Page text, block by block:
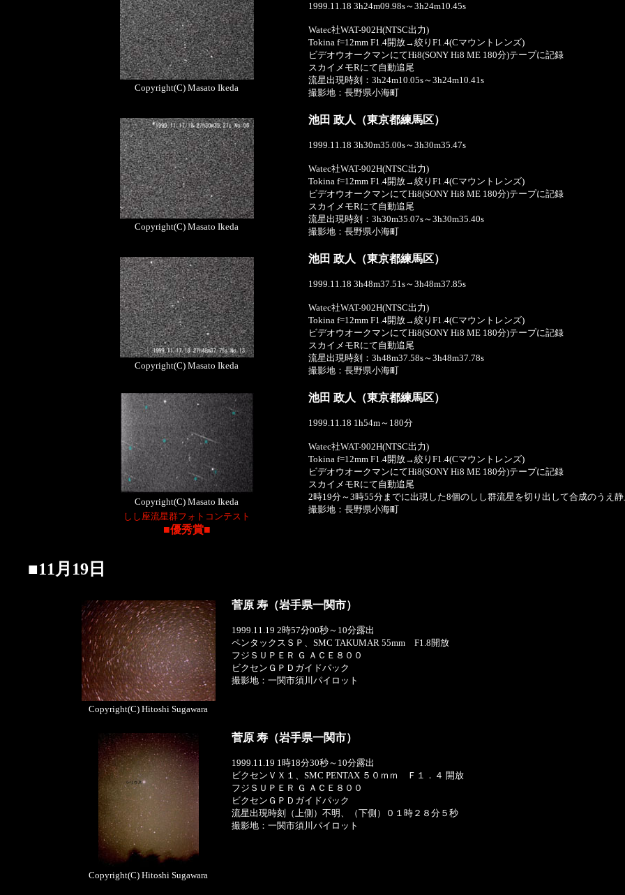
Copyright(C) Masato Ikeda
1999.11.18 3h24m09.98s～3h24m10.45s
Watec社WAT-902H(NTSC出力)
Tokina f=12mm F1.4開放→絞りF1.4(Cマウントレンズ)
ビデオウオークマンにてHi8(SONY Hi8 ME 180分)テープに記録
スカイメモRにて自動追尾
流星出現時刻：3h24m10.05s～3h24m10.41s
撮影地：長野県小海町
Copyright(C) Masato Ikeda
池田 政人（東京都練馬区）
1999.11.18 3h30m35.00s～3h30m35.47s
Watec社WAT-902H(NTSC出力)
Tokina f=12mm F1.4開放→絞りF1.4(Cマウントレンズ)
ビデオウオークマンにてHi8(SONY Hi8 ME 180分)テープに記録
スカイメモRにて自動追尾
流星出現時刻：3h30m35.07s～3h30m35.40s
撮影地：長野県小海町
Copyright(C) Masato Ikeda
池田 政人（東京都練馬区）
1999.11.18 3h48m37.51s～3h48m37.85s
Watec社WAT-902H(NTSC出力)
Tokina f=12mm F1.4開放→絞りF1.4(Cマウントレンズ)
ビデオウオークマンにてHi8(SONY Hi8 ME 180分)テープに記録
スカイメモRにて自動追尾
流星出現時刻：3h48m37.58s～3h48m37.78s
撮影地：長野県小海町
Copyright(C) Masato Ikeda
しし座流星群フォトコンテスト
■優秀賞■
池田 政人（東京都練馬区）
1999.11.18 1h54m～180分
Watec社WAT-902H(NTSC出力)
Tokina f=12mm F1.4開放→絞りF1.4(Cマウントレンズ)
ビデオウオークマンにてHi8(SONY Hi8 ME 180分)テープに記録
スカイメモRにて自動追尾
2時19分～3時55分までに出現した8個のしし群流星を切り出して合成のうえ
撮影地：長野県小海町
■11月19日
Copyright(C) Hitoshi Sugawara
菅原 寿（岩手県一関市）
1999.11.19 2時57分00秒～10分露出
ペンタックスＳＰ、SMC TAKUMAR 55mm F1.8開放
フジＳＵＰＥＲ Ｇ ＡＣＥ８００
ビクセンＧＰＤガイドパック
撮影地：一関市須川パイロット
Copyright(C) Hitoshi Sugawara
菅原 寿（岩手県一関市）
1999.11.19 1時18分30秒～10分露出
ビクセンＶＸ１、SMC PENTAX ５０ｍｍ Ｆ１．４ 開放
フジＳＵＰＥＲ Ｇ ＡＣＥ８００
ビクセンＧＰＤガイドパック
流星出現時刻（上側）不明、（下側）０１時２８分５秒
撮影地：一関市須川パイロット